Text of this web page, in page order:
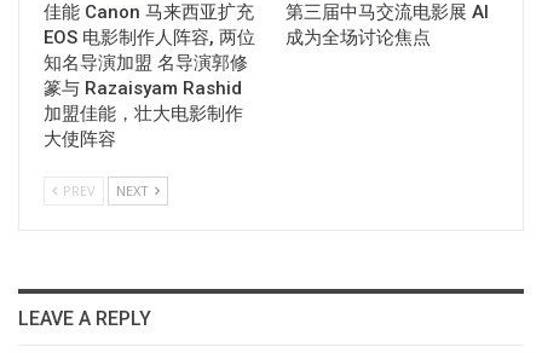
佳能 Canon 马来西亚扩充
EOS 电影制作人阵容, 两位
知名导演加盟 名导演郭修
篆与 Razaisyam Rashid
加盟佳能，壮大电影制作
大使阵容
第三届中马交流电影展 AI
成为全场讨论焦点
PREV NEXT
LEAVE A REPLY